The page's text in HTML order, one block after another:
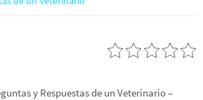
y Respuestas de un Veterinario –